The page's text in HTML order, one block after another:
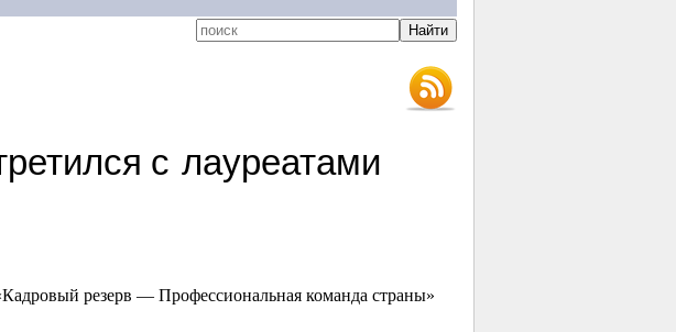
с лауреатами
резерв — Профессиональная команда страны»